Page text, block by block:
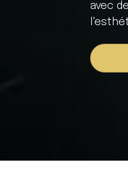
avec